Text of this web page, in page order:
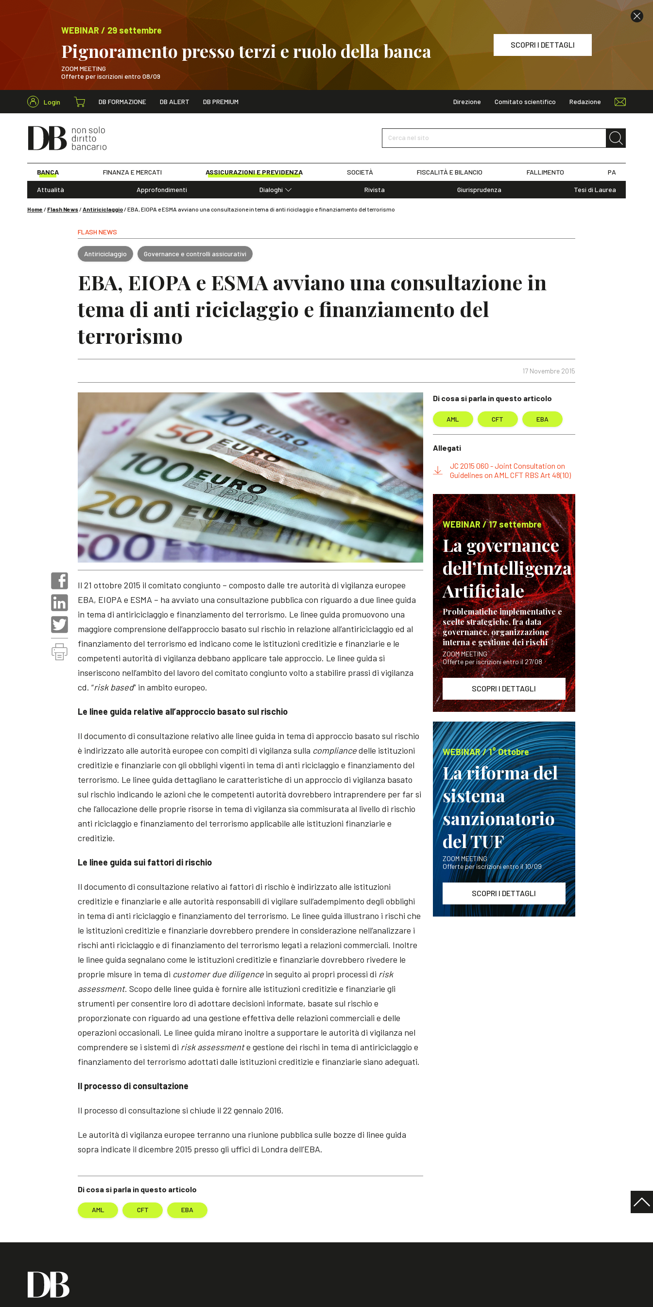
WEBINAR / 29 settembre
Pignoramento presso terzi e ruolo della banca
ZOOM MEETING
Offerte per iscrizioni entro 08/09
SCOPRI I DETTAGLI
WEBINAR / 29 settembre SCOPRI I DETTAGLI
Login DB FORMAZIONE DB ALERT DB PREMIUM Direzione Comitato scientifico Redazione
Cerca nel sito
Cerca nel sito
BANCA FINANZA E MERCATI ASSICURAZIONI E PREVIDENZA SOCIETÀ FISCALITÀ E BILANCIO FALLIMENTO PA
Attualità Approfondimenti
Dialoghi
Rivista Giurisprudenza Tesi di Laurea
Home / Flash News/Antiriciclaggio/EBA, EIOPA e ESMA avviano una consultazione in tema di anti riciclaggio e finanziamento del terrorismo
FLASH NEWS
Antiriciclaggio Governance e controlli assicurativi
EBA, EIOPA e ESMA avviano una consultazione in
tema di anti riciclaggio e finanziamento del
terrorismo
17 Novembre 2015
Di cosa si parla in questo articolo
AML CFT EBA
Il 21 ottobre 2015 il comitato congiunto – composto dalle tre autorità di vigilanza europee
EBA, EIOPA e ESMA – ha avviato una consultazione pubblica con riguardo a due linee guida
in tema di antiriciclaggio e finanziamento del terrorismo. Le linee guida promuovono una
maggiore comprensione dell’approccio basato sul rischio in relazione all’antiriciclaggio ed al
finanziamento del terrorismo ed indicano come le istituzioni creditizie e finanziarie e le
competenti autorità di vigilanza debbano applicare tale approccio. Le linee guida si
inseriscono nell’ambito del lavoro del comitato congiunto volto a stabilire prassi di vigilanza
cd. “risk based” in ambito europeo.
Le linee guida relative all’approccio basato sul rischio
Il documento di consultazione relativo alle linee guida in tema di approccio basato sul rischio
è indirizzato alle autorità europee con compiti di vigilanza sulla compliancedelle istituzioni
creditizie e finanziarie con gli obblighi vigenti in tema di anti riciclaggio e finanziamento del
terrorismo. Le linee guida dettagliano le caratteristiche di un approccio di vigilanza basato
sul rischio indicando le azioni che le competenti autorità dovrebbero intraprendere per far si
che l’allocazione delle proprie risorse in tema di vigilanza sia commisurata al livello di rischio
anti riciclaggio e finanziamento del terrorismo applicabile alle istituzioni finanziarie e
creditizie.
Le linee guida sui fattori di rischio
Il documento di consultazione relativo ai fattori di rischio è indirizzato alle istituzioni
creditizie e finanziarie e alle autorità responsabili di vigilare sull’adempimento degli obblighi
in tema di anti riciclaggio e finanziamento del terrorismo. Le linee guida illustrano i rischi che
le istituzioni creditizie e finanziarie dovrebbero prendere in considerazione nell’analizzare i
rischi anti riciclaggio e di finanziamento del terrorismo legati a relazioni commerciali. Inoltre
le linee guida segnalano come le istituzioni creditizie e finanziarie dovrebbero rivedere le
proprie misure in tema di customer due diligence in seguito ai propri processi di risk
assessment. Scopo delle linee guida è fornire alle istituzioni creditizie e finanziarie gli
strumenti per consentire loro di adottare decisioni informate, basate sul rischio e
proporzionate con riguardo ad una gestione effettiva delle relazioni commerciali e delle
operazioni occasionali. Le linee guida mirano inoltre a supportare le autorità di vigilanza nel
comprendere se i sistemi di risk assessmente gestione dei rischi in tema di antiriciclaggio e
finanziamento del terrorismo adottati dalle istituzioni creditizie e finanziarie siano adeguati.
Il processo di consultazione
Il processo di consultazione si chiude il 22 gennaio 2016.
Le autorità di vigilanza europee terranno una riunione pubblica sulle bozze di linee guida
sopra indicate il dicembre 2015 presso gli uffici di Londra dell’EBA.
Di cosa si parla in questo articolo
AML CFT EBA
Allegati
JC 2015 060 - Joint Consultation on
Guidelines on AML CFT RBS Art 48(10)
WEBINAR / 17 settembre
La governance
dell’Intelligenza
Artificiale
Problematiche implementative e
scelte strategiche, fra data
governance, organizzazione
interna e gestione dei rischi
ZOOM MEETING
Offerte per iscrizioni entro il 27/08
SCOPRI I DETTAGLI
WEBINAR / 1° Ottobre
La riforma del
sistema
sanzionatorio
del TUF
ZOOM MEETING
Offerte per iscrizioni entro il 10/09
SCOPRI I DETTAGLI